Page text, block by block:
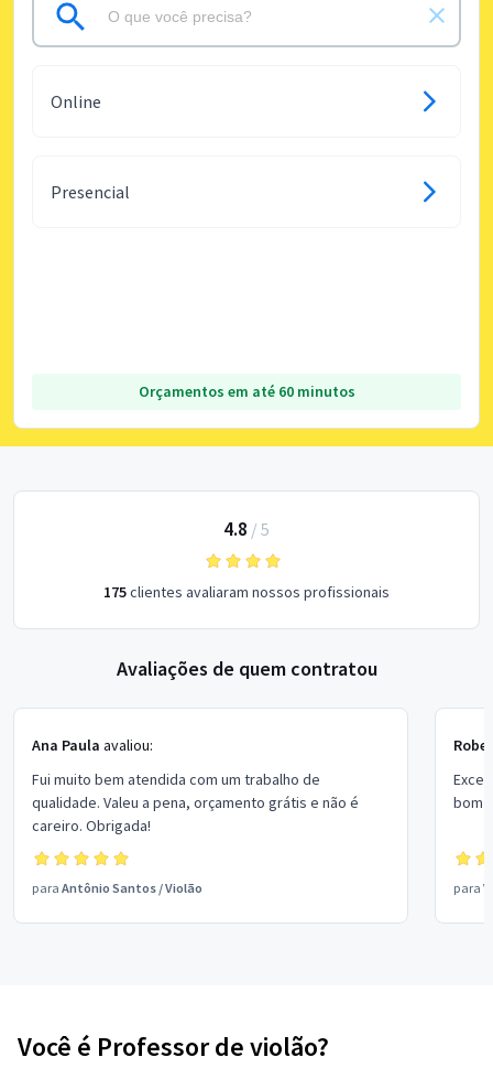
Online
Presencial
Orçamentos em até 60 minutos
4.8 / 5
175clientes avaliaram nossos profissionais
Avaliações de quem contratou
Ana Paula avaliou:
Fui muito bem atendida com um trabalho de
qualidade. Valeu a pena, orçamento grátis e não é
careiro. Obrigada!
para Antônio Santos /Violão
bom
para
Você é Professor de violão?